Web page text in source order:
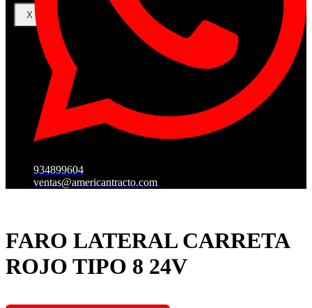
X
934899604
ventas@americantracto.com
FARO LATERAL CARRETA
ROJO TIPO 8 24V